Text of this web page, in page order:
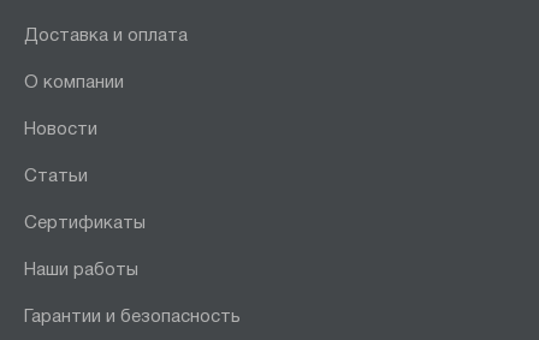
Доставка и оплата
О компании
Новости
Статьи
Сертификаты
Наши работы
Гарантии и безопасность